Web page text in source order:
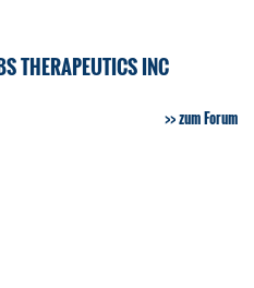
THERAPEUTICS INC
zum Forum